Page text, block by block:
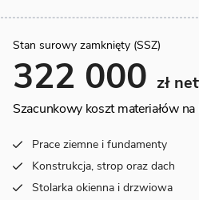
Stan surowy zamknięty (SSZ)
322 000 zł
Szacunkowy koszt materiałów na
Prace ziemne i fundamenty
Konstrukcja, strop oraz dach
Stolarka okienna i drzwiowa